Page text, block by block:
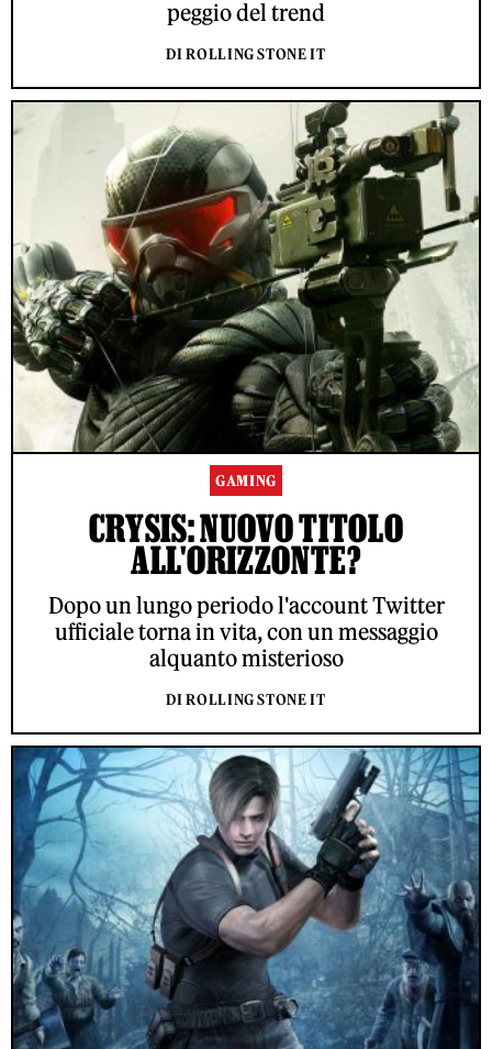
peggio del trend
DI ROLLING STONE IT
GAMING
CRYSIS: NUOVO TITOLO
ALL'ORIZZONTE?
Dopo un lungo periodo l'account Twitter
ufficiale torna in vita, con un messaggio
alquanto misterioso
DI ROLLING STONE IT